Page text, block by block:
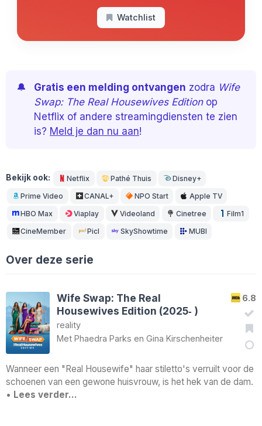
Watchlist
🔔 Gratis een melding ontvangen zodra Wife
Swap: The Real Housewives Editionop
Netflix of andere streamingdiensten te zien
is? Meld je dan nu aan!
Bekijk ook: Netflix Pathé Thuis Disney+
Prime Video CANAL+ NPO Start Apple TV
HBO Max Viaplay Videoland Cinetree Film1
CineMember Picl SkyShowtime MUBI
Over deze serie
6.8
Wife Swap: The Real
Housewives Edition (2025‑ )
reality
Met Phaedra Parks en Gina Kirschenheiter
Wanneer een "Real Housewife" haar stiletto's verruilt voor de
schoenen van een gewone huisvrouw, is het hek van de dam.
• Lees verder…